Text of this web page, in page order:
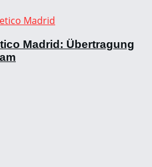
Madrid: Übertragung